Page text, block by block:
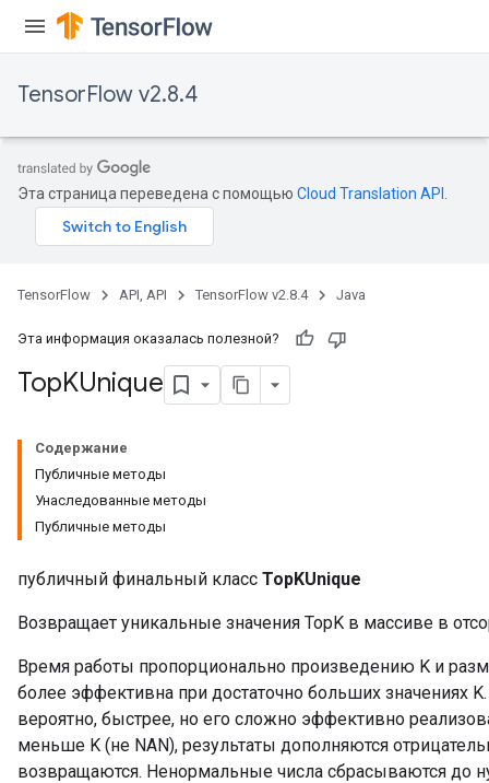
TensorFlow v2.8.4
Эта страница переведена с помощью Cloud Translation API
TensorFlow API, API TensorFlow v2.8.4 Java
Эта информация оказалась полезной?
TopKUnique
Содержание
Публичные методы
Унаследованные методы
Публичные методы
публичный финальный класс TopKUnique
Возвращает уникальные значения TopK в массиве в
Время работы пропорционально произведению K и
более эффективна при достаточно больших значениях
вероятно, быстрее, но его сложно эффективно
меньше K (не NAN), результаты дополняются
возвращаются. Ненормальные числа сбрасываются до